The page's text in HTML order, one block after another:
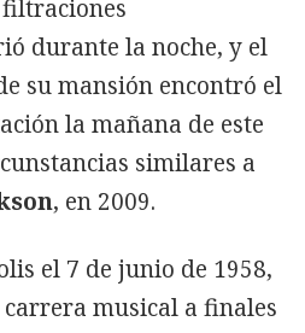
durante la noche, y el
su mansión encontró el
la mañana de este
similares a
, en 2009.
el 7 de junio de 1958,
carrera musical a finales